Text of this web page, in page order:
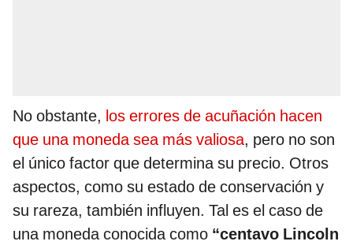
No obstante, los errores de acuñación hacen
que una moneda sea más valiosa, pero no son
el único factor que determina su precio. Otros
aspectos, como su estado de conservación y
su rareza, también influyen. Tal es el caso de
una moneda conocida como “centavo Lincoln